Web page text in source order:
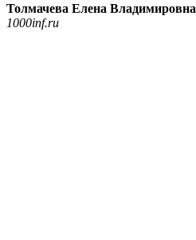
Толмачева Елена Владимировна
1000inf.ru